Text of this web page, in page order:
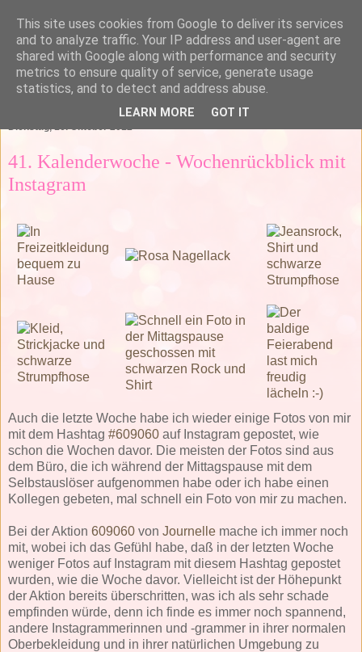
Dienstag, 16. Oktober 2012
41. Kalenderwoche - Wochenrückblick mit
Instagram
Auch die letzte Woche habe ich wieder einige Fotos von mir
mit dem Hashtag #609060 auf Instagram gepostet, wie
schon die Wochen davor. Die meisten der Fotos sind aus
dem Büro, die ich während der Mittagspause mit dem
Selbstauslöser aufgenommen habe oder ich habe einen
Kollegen gebeten, mal schnell ein Foto von mir zu machen.
Bei der Aktion 609060 von Journelle mache ich immer noch
mit, wobei ich das Gefühl habe, daß in der letzten Woche
weniger Fotos auf Instagram mit diesem Hashtag gepostet
wurden, wie die Woche davor. Vielleicht ist der Höhepunkt
der Aktion bereits überschritten, was ich als sehr schade
empfinden würde, denn ich finde es immer noch spannend,
andere Instagrammerinnen und -grammer in ihrer normalen
Oberbekleidung und in ihrer natürlichen Umgebung zu
This site uses cookies from Google to deliver its services
and to analyze traffic. Your IP address and user-agent are
shared with Google along with performance and security
metrics to ensure quality of service, generate usage
statistics, and to detect and address abuse.
LEARN MORE GOT IT